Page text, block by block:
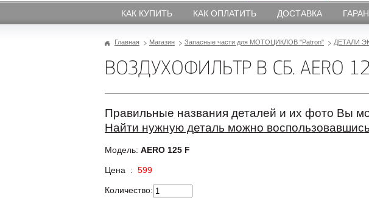
КАК КУПИТЬ КАК ОПЛАТИТЬ ДОСТАВКА
Главная Магазин Запасные части для МОТОЦИКЛОВ "Patron" ДЕТАЛИ
ВОЗДУХОФИЛЬТР В СБ. AERO
Правильные названия деталей и их фото Вы
Найти нужную деталь можно
Модель: AERO 125 F
Цена : 599
Количество: